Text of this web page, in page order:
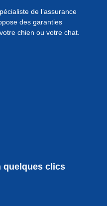
de l’assurance
des garanties
chien ou votre chat.
quelques clics